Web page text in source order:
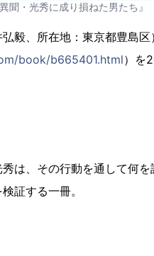
異聞・光秀に成り損ねた男たち』
毅、所在地：東京都豊島
book/b665401.html）を
は、その行動を通して何
証する一冊。